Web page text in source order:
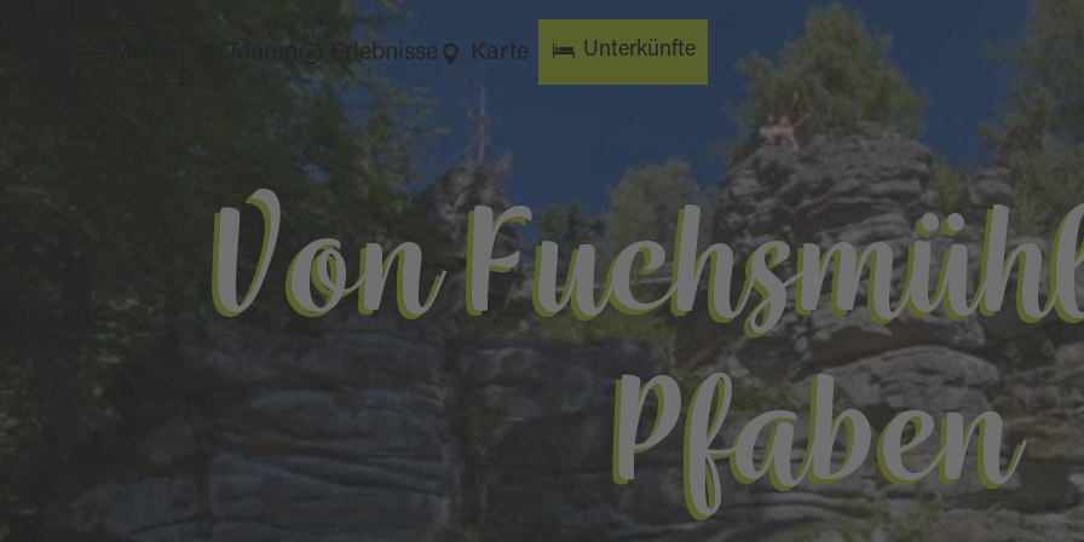
Touren Erlebnisse Karte Unterkünfte
Von
Pfaben